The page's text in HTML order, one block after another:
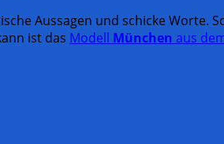
Aussagen und schicke Worte.
ist das Modell München aus